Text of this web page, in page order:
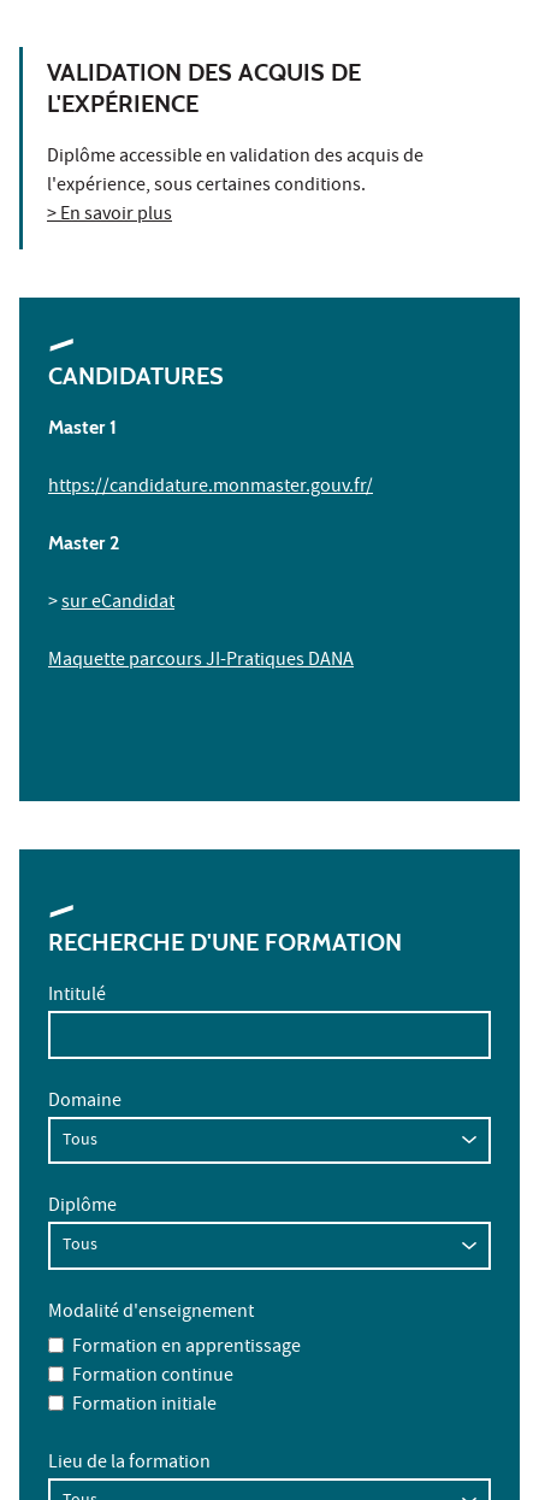
VALIDATION DES ACQUIS DE
L'EXPÉRIENCE
Diplôme accessible en validation des acquis de
l'expérience, sous certaines conditions.
> En savoir plus
CANDIDATURES
Master 1
https://candidature.monmaster.gouv.fr/
Master 2
>sur eCandidat
Maquette parcours JI-Pratiques DANA
RECHERCHE D'UNE FORMATION
Intitulé
Domaine
Diplôme
Modalité d'enseignement
Formation en apprentissage
Formation continue
Formation initiale
Lieu de la formation